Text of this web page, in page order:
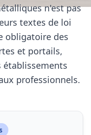
n'est pas
textes de loi
obligatoire des
et portails,
professionnels.